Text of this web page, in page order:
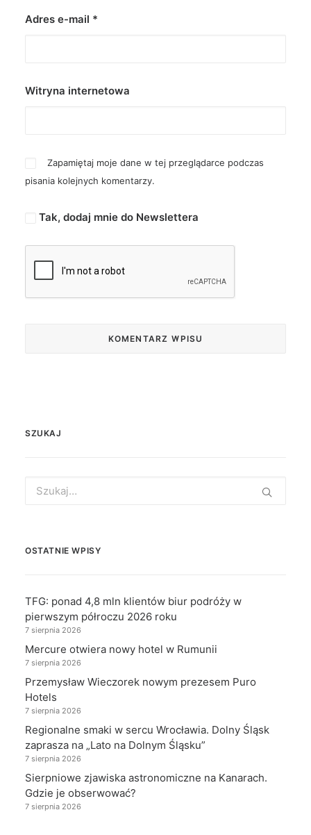
Adres e-mail *
Witryna internetowa
Zapamiętaj moje dane w tej przeglądarce podczas
pisania kolejnych komentarzy.
Tak, dodaj mnie do Newslettera
SZUKAJ
for:
OSTATNIE WPISY
TFG: ponad 4,8 mln klientów biur podróży w
pierwszym półroczu 2026 roku
7 sierpnia 2026
Mercure otwiera nowy hotel w Rumunii
7 sierpnia 2026
Przemysław Wieczorek nowym prezesem Puro
Hotels
7 sierpnia 2026
Regionalne smaki w sercu Wrocławia. Dolny Śląsk
zaprasza na „Lato na Dolnym Śląsku”
7 sierpnia 2026
Sierpniowe zjawiska astronomiczne na Kanarach.
Gdzie je obserwować?
7 sierpnia 2026